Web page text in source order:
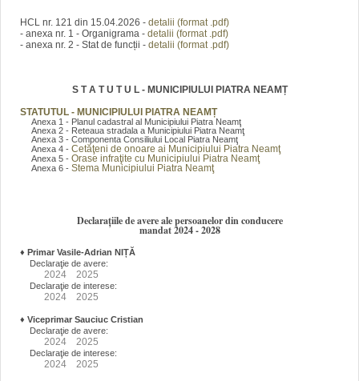
HCL nr. 121 din 15.04.2026 - detalii (format .pdf)
- anexa nr. 1 - Organigrama - detalii (format .pdf)
- anexa nr. 2 - Stat de funcții - detalii (format .pdf)
S T A T U T U L - MUNICIPIULUI PIATRA NEAMȚ
STATUTUL - MUNICIPIULUI PIATRA NEAMȚ
Anexa 1 - Planul cadastral al Municipiului Piatra Neamţ
Anexa 2 - Reteaua stradala a Municipiului Piatra Neamţ
Anexa 3 - Componenta Consiliului Local Piatra Neamţ
Anexa 4 - Cetăţeni de onoare ai Municipiului Piatra Neamţ
Anexa 5 - Orase infraţite cu Municipiului Piatra Neamţ
Anexa 6 - Stema Municipiului Piatra Neamţ
Declarațiile de avere ale persoanelor din conducere
mandat 2024 - 2028
♦ Primar Vasile-Adrian NIȚĂ
Declaraţie de avere:
2024 2025
Declaraţie de interese:
2024 2025
♦ Viceprimar Sauciuc Cristian
Declaraţie de avere:
2024 2025
Declaraţie de interese:
2024 2025